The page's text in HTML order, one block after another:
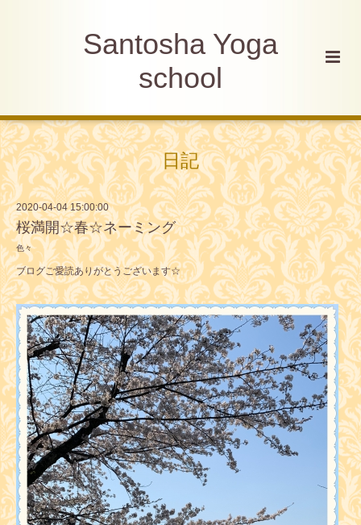
Santosha Yoga
school
日記
2020-04-04 15:00:00
桜満開☆春☆ネーミング
色々
ブログご愛読ありがとうございます☆